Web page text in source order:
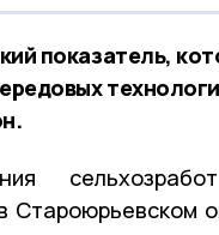
показатель,
Староюрьевском